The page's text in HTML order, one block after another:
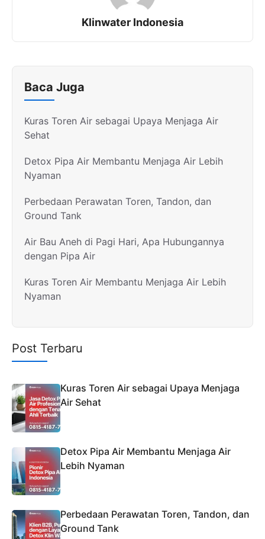
Klinwater Indonesia
Baca Juga
Kuras Toren Air sebagai Upaya Menjaga Air
Sehat
Detox Pipa Air Membantu Menjaga Air Lebih
Nyaman
Perbedaan Perawatan Toren, Tandon, dan
Ground Tank
Air Bau Aneh di Pagi Hari, Apa Hubungannya
dengan Pipa Air
Kuras Toren Air Membantu Menjaga Air Lebih
Nyaman
Post Terbaru
Kuras Toren Air sebagai Upaya Menjaga
Air Sehat
Detox Pipa Air Membantu Menjaga Air
Lebih Nyaman
Perbedaan Perawatan Toren, Tandon, dan
Ground Tank